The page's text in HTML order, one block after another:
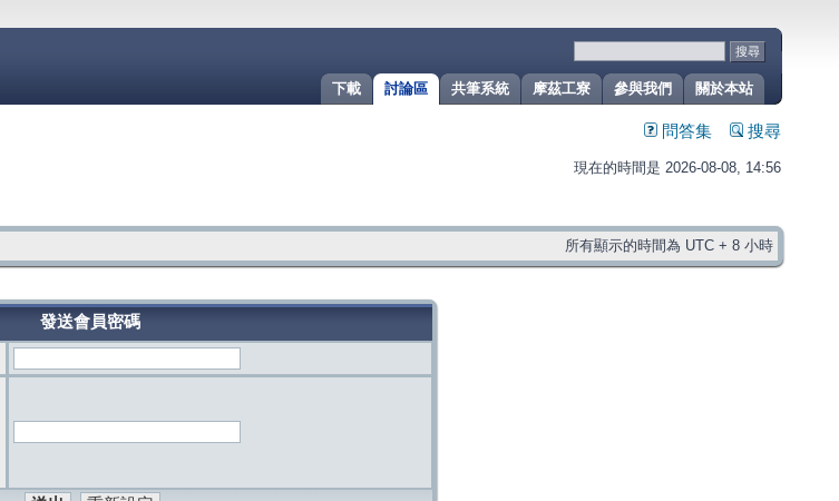
關於本站
參與我們
摩茲工寮
共筆系統
討論區
下載
問答集 搜尋
現在的時間是 2026-08-08, 14:56
所有顯示的時間為 UTC + 8 小時
發送會員密碼